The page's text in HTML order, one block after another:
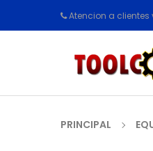
Atencion a clientes
PRINCIPAL